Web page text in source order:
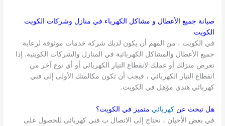
صيانة جميع الأعطال و مشاكل الكهرباء في منازل وشركات الكويت
الكويت
في الكويت ، من المهم أن يكون لديك شركة خدمات موثوقة لرعاية
جميع الأعطال والمشاكل الكهربائية في المنازل والشركات الكويتية. إذا
تعرض منزلك أو عملك لانقطاع التيار الكهربائي أو أي نوع آخر من
انقطاع التيار الكهربائي ، فيجب أن تكون مكالمتك الأولى إلى فني
كهربائي هندي مؤهل في الكويت.
هل تبحث عنكهربائي متميز في الكويت؟
في بعض الأحيان ، نحتاج إلى الاتصال ب فني كهربائى للحصول على